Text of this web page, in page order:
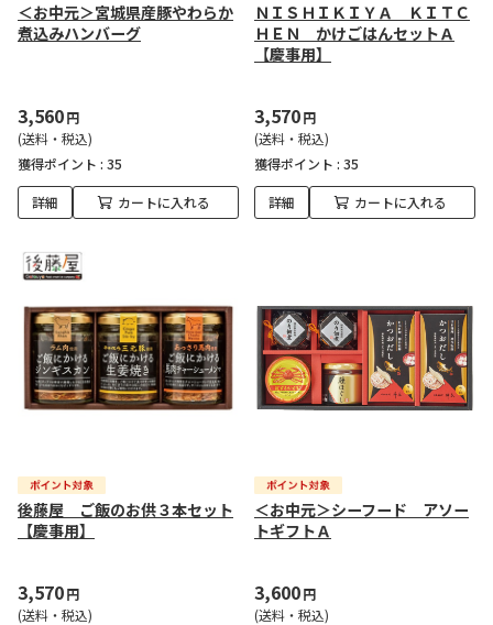
＜お中元＞宮城県産豚やわらか
煮込みハンバーグ
3,560円
(送料・税込)
獲得ポイント : 35
詳細 カートに入れる
ＮＩＳＨＩＫＩＹＡ ＫＩＴＣ
ＨＥＮ かけごはんセットＡ
【慶事用】
3,570円
(送料・税込)
獲得ポイント : 35
詳細 カートに入れる
後藤屋 ご飯のお供３本セット
【慶事用】
3,570円
(送料・税込)
＜お中元＞シーフード アソー
トギフトＡ
3,600円
(送料・税込)